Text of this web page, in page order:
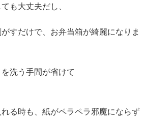
も大丈夫だし、
すだけで、お弁当箱が綺麗になりま
洗う手間が省けて
る時も、紙がペラペラ邪魔にならず